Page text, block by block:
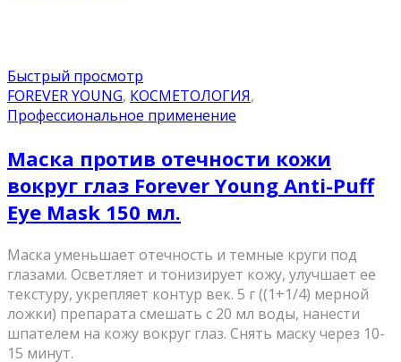
Быстрый просмотр
FOREVER YOUNG, КОСМЕТОЛОГИЯ,
Профессиональное применение
Маска против отечности кожи
вокруг глаз Forever Young Anti-Puff
Eye Mask 150 мл.
Маска уменьшает отечность и темные круги под
глазами. Осветляет и тонизирует кожу, улучшает ее
текстуру, укрепляет контур век. 5 г ((1+1/4) мерной
ложки) препарата смешать с 20 мл воды, нанести
шпателем на кожу вокруг глаз. Снять маску через 10-
15 минут.